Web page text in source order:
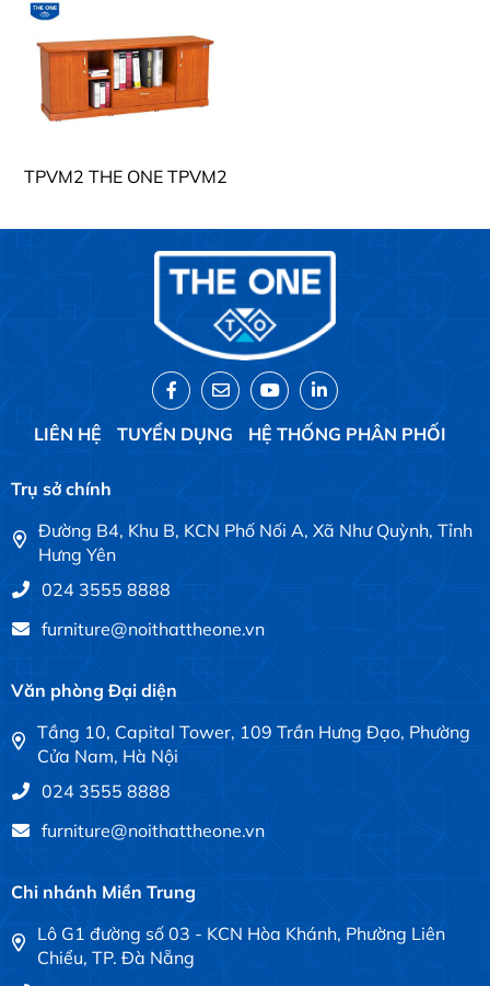
TPVM2 THE ONE TPVM2
LIÊN HỆ TUYỂN DỤNG HỆ THỐNG PHÂN PHỐI
Trụ sở chính
Đường B4, Khu B, KCN Phố Nối A, Xã Như Quỳnh, Tỉnh
Hưng Yên
024 3555 8888
furniture@noithattheone.vn
Văn phòng Đại diện
Tầng 10, Capital Tower, 109 Trần Hưng Đạo, Phường
Cửa Nam, Hà Nội
024 3555 8888
furniture@noithattheone.vn
Chi nhánh Miền Trung
Lô G1 đường số 03 - KCN Hòa Khánh, Phường Liên
Chiểu, TP. Đà Nẵng